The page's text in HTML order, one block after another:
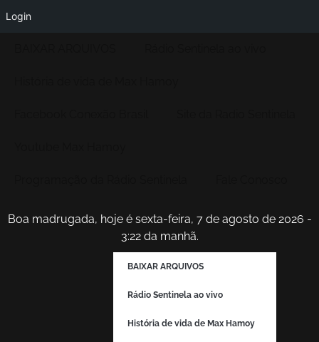
Boa madrugada, hoje é sexta-feira, 7 de agosto de 2026 -
3:22 da manhã.
BAIXAR ARQUIVOS
Rádio Sentinela ao vivo
História de vida de Max Hamoy
Login